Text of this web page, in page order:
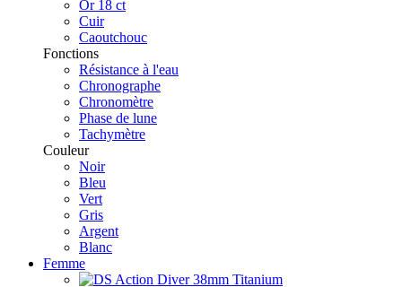
Or 18 ct
Cuir
Caoutchouc
Fonctions
Résistance à l'eau
Chronographe
Chronomètre
Phase de lune
Tachymètre
Couleur
Noir
Bleu
Vert
Gris
Argent
Blanc
Femme